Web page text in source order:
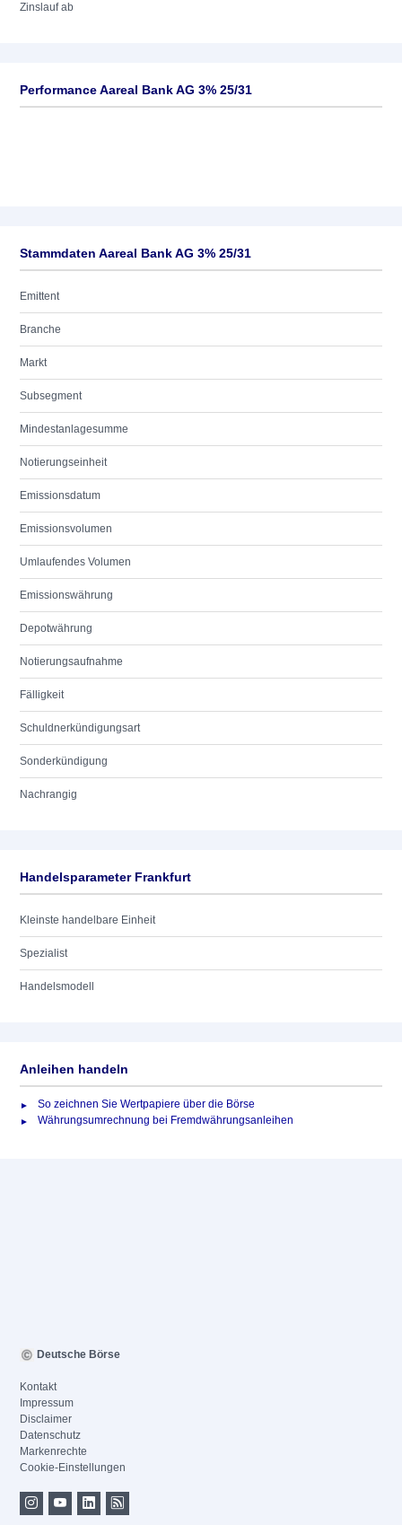
Zinslauf ab
Performance Aareal Bank AG 3% 25/31
Stammdaten Aareal Bank AG 3% 25/31
Emittent
Branche
Markt
Subsegment
Mindestanlagesumme
Notierungseinheit
Emissionsdatum
Emissionsvolumen
Umlaufendes Volumen
Emissionswährung
Depotwährung
Notierungsaufnahme
Fälligkeit
Schuldnerkündigungsart
Sonderkündigung
Nachrangig
Handelsparameter Frankfurt
Kleinste handelbare Einheit
Spezialist
Handelsmodell
Anleihen handeln
So zeichnen Sie Wertpapiere über die Börse
Währungsumrechnung bei Fremdwährungsanleihen
Deutsche Börse
Kontakt
Impressum
Disclaimer
Datenschutz
Markenrechte
Cookie-Einstellungen